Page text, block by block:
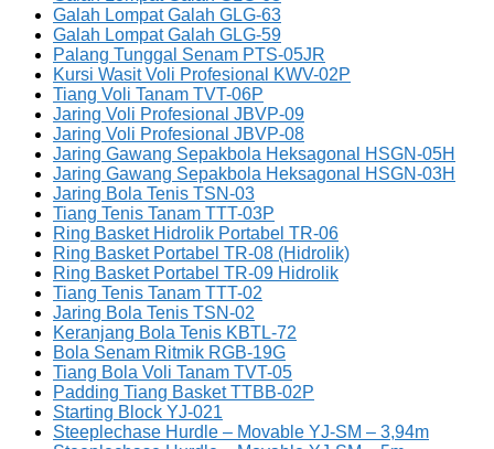
Galah Lompat Galah GLG-63
Galah Lompat Galah GLG-59
Palang Tunggal Senam PTS-05JR
Kursi Wasit Voli Profesional KWV-02P
Tiang Voli Tanam TVT-06P
Jaring Voli Profesional JBVP-09
Jaring Voli Profesional JBVP-08
Jaring Gawang Sepakbola Heksagonal HSGN-05H
Jaring Gawang Sepakbola Heksagonal HSGN-03H
Jaring Bola Tenis TSN-03
Tiang Tenis Tanam TTT-03P
Ring Basket Hidrolik Portabel TR-06
Ring Basket Portabel TR-08 (Hidrolik)
Ring Basket Portabel TR-09 Hidrolik
Tiang Tenis Tanam TTT-02
Jaring Bola Tenis TSN-02
Keranjang Bola Tenis KBTL-72
Bola Senam Ritmik RGB-19G
Tiang Bola Voli Tanam TVT-05
Padding Tiang Basket TTBB-02P
Starting Block YJ-021
Steeplechase Hurdle – Movable YJ-SM – 3,94m